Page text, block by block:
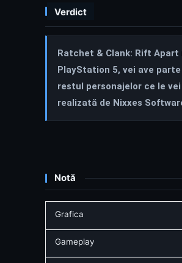
Verdict
Ratchet & Clank: Rift
PlayStation 5, vei ave
restul personajelor ce le
realizată de Nixxes
Notă
Grafica
Gameplay